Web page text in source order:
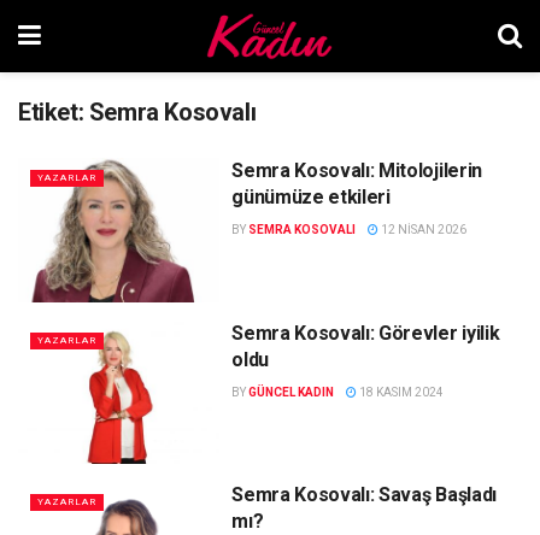
Etiket: Semra Kosovalı
YAZARLAR
Semra Kosovalı: Mitolojilerin
günümüze etkileri
BY SEMRA KOSOVALI 12 NISAN 2026
YAZARLAR
Semra Kosovalı: Görevler iyilik
oldu
BYGÜNCEL KADIN 18 KASIM 2024
YAZARLAR
Semra Kosovalı: Savaş Başladı
mı?